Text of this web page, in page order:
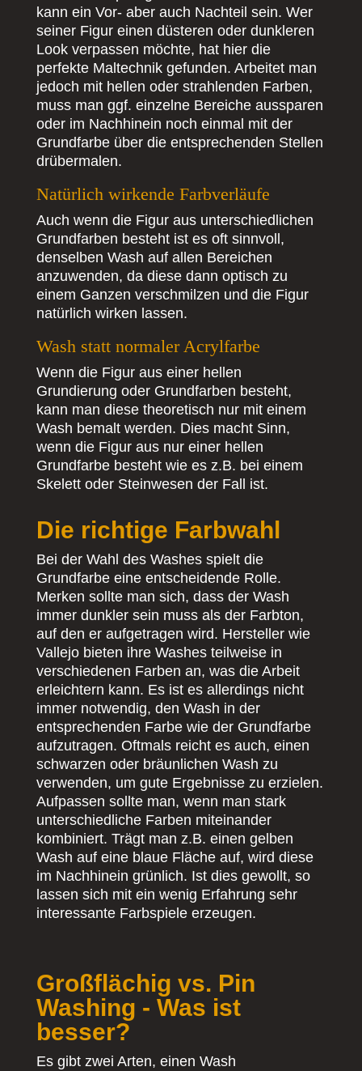
kann ein Vor- aber auch Nachteil sein. Wer
seiner Figur einen düsteren oder dunkleren
Look verpassen möchte, hat hier die
perfekte Maltechnik gefunden. Arbeitet man
jedoch mit hellen oder strahlenden Farben,
muss man ggf. einzelne Bereiche aussparen
oder im Nachhinein noch einmal mit der
Grundfarbe über die entsprechenden Stellen
drübermalen.
Natürlich wirkende Farbverläufe
Auch wenn die Figur aus unterschiedlichen
Grundfarben besteht ist es oft sinnvoll,
denselben Wash auf allen Bereichen
anzuwenden, da diese dann optisch zu
einem Ganzen verschmilzen und die Figur
natürlich wirken lassen.
Wash statt normaler Acrylfarbe
Wenn die Figur aus einer hellen
Grundierung oder Grundfarben besteht,
kann man diese theoretisch nur mit einem
Wash bemalt werden. Dies macht Sinn,
wenn die Figur aus nur einer hellen
Grundfarbe besteht wie es z.B. bei einem
Skelett oder Steinwesen der Fall ist.
Die richtige Farbwahl
Bei der Wahl des Washes spielt die
Grundfarbe eine entscheidende Rolle.
Merken sollte man sich, dass der Wash
immer dunkler sein muss als der Farbton,
auf den er aufgetragen wird. Hersteller wie
Vallejo bieten ihre Washes teilweise in
verschiedenen Farben an, was die Arbeit
erleichtern kann. Es ist es allerdings nicht
immer notwendig, den Wash in der
entsprechenden Farbe wie der Grundfarbe
aufzutragen. Oftmals reicht es auch, einen
schwarzen oder bräunlichen Wash zu
verwenden, um gute Ergebnisse zu erzielen.
Aufpassen sollte man, wenn man stark
unterschiedliche Farben miteinander
kombiniert. Trägt man z.B. einen gelben
Wash auf eine blaue Fläche auf, wird diese
im Nachhinein grünlich. Ist dies gewollt, so
lassen sich mit ein wenig Erfahrung sehr
interessante Farbspiele erzeugen.
Großflächig vs. Pin
Washing - Was ist
besser?
Es gibt zwei Arten, einen Wash